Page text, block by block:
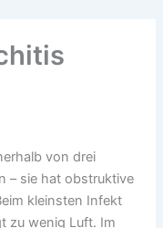
von drei
– sie hat obstruktive
kleinsten Infekt
zu wenig Luft. Im